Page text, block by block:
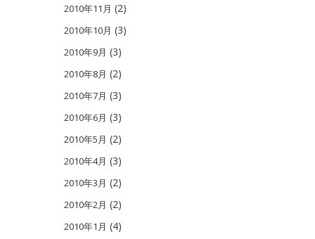
2010年11月 (2)
2010年10月 (3)
2010年9月 (3)
2010年8月 (2)
2010年7月 (3)
2010年6月 (3)
2010年5月 (2)
2010年4月 (3)
2010年3月 (2)
2010年2月 (2)
2010年1月 (4)